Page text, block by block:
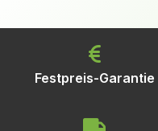
Festpreis-Garantie